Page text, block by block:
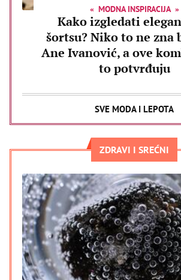
MODNA INSPIRACIJA
Kako izgledati
šortsu? Niko to ne zna
Ane Ivanović, a ove
to potvrđuju
SVE MODA I LEPOTA
ZDRAVI I SREĆNI